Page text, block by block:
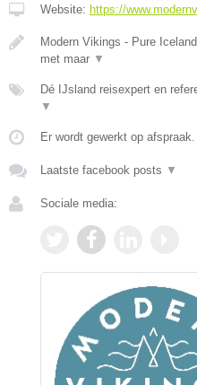
Website: https://
Modern Vikings - Pure
met maar ▼
Dé IJsland reisexpert en
▼
Er wordt gewerkt op afspraak.
Laatste facebook posts ▼
Sociale media: